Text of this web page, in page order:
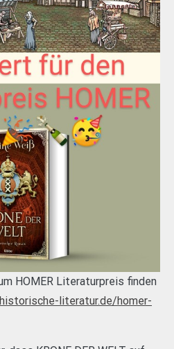
HOMER Literaturpreis finden
literatur.de/homer-